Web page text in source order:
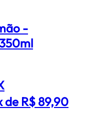
-
de R$ 89,90